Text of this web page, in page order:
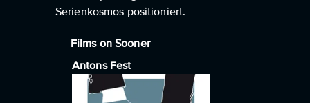
Serienkosmos positioniert.
Films on Sooner
Antons Fest